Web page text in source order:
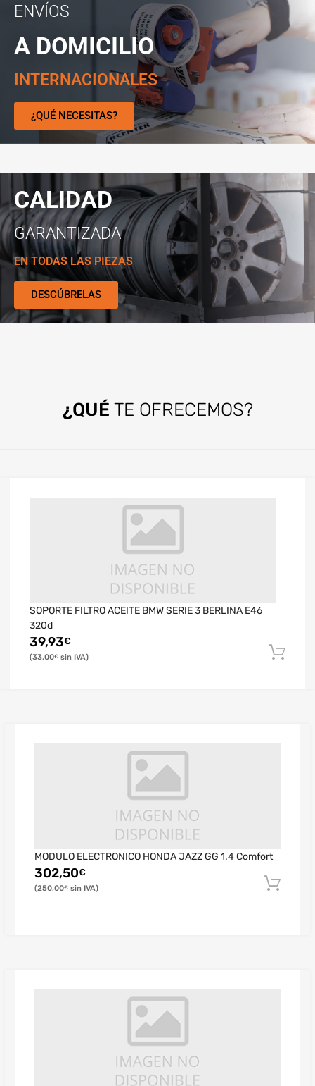
ENVÍOS
A DOMICILIO
INTERNACIONALES
¿QUÉ NECESITAS?
CALIDAD
GARANTIZADA
EN TODAS LAS PIEZAS
DESCÚBRELAS
¿QUÉ TE OFRECEMOS?
SOPORTE FILTRO ACEITE BMW SERIE 3 BERLINA E46
320d
39,93€
33,00€
MODULO ELECTRONICO HONDA JAZZ GG 1.4 Comfort
302,50€
250,00€